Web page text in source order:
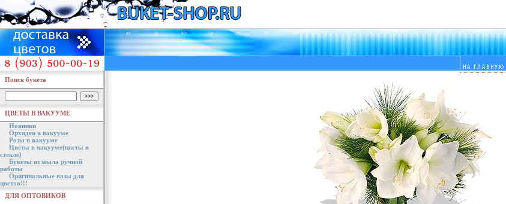
Поиск букета
ЦВЕТЫ В ВАКУУМЕ
Новинки
Орхидеи в вакууме
Розы в вакууме
Цветы в вакууме(цветы в
стекле)
Букеты из мыла ручной
работы
Оригинальные вазы для
цветов!!!
ДЛЯ ОПТОВИКОВ